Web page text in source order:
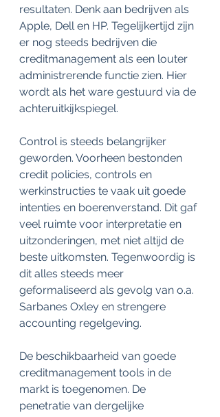
resultaten. Denk aan bedrijven als
Apple, Dell en HP. Tegelijkertijd zijn
er nog steeds bedrijven die
creditmanagement als een louter
administrerende functie zien. Hier
wordt als het ware gestuurd via de
achteruitkijkspiegel.
Control is steeds belangrijker
geworden. Voorheen bestonden
credit policies, controls en
werkinstructies te vaak uit goede
intenties en boerenverstand. Dit gaf
veel ruimte voor interpretatie en
uitzonderingen, met niet altijd de
beste uitkomsten. Tegenwoordig is
dit alles steeds meer
geformaliseerd als gevolg van o.a.
Sarbanes Oxley en strengere
accounting regelgeving.
De beschikbaarheid van goede
creditmanagement tools in de
markt is toegenomen. De
penetratie van dergelijke